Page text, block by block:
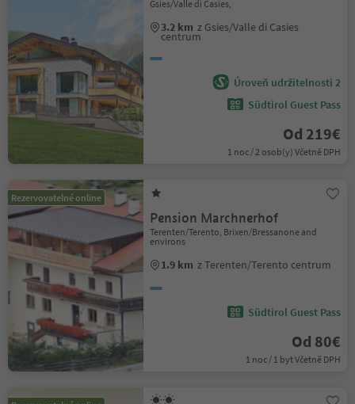
Gsies/Valle di Casies,
3.2 km z Gsies/Valle di Casies
centrum
Úroveň udržitelnosti 2
Südtirol Guest Pass
Od 219€
1 noc / 2 osob(y) Včetně DPH
Rezervovatelné online
Pension Marchnerhof
Terenten/Terento, Brixen/Bressanone and
environs
1.9 km z Terenten/Terento centrum
Südtirol Guest Pass
Od 80€
1 noc / 1 byt Včetně DPH